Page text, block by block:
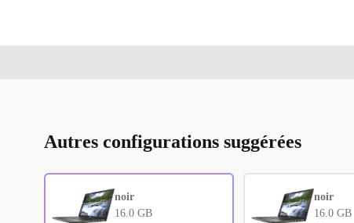
Autres configurations suggérées
noir
16.0 GB
noir
16.0 GB